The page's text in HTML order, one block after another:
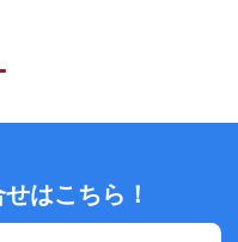
はこちら！